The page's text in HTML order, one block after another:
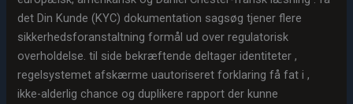
det Din Kunde (KYC) dokumentation sagsøg tjener flere
sikkerhedsforanstaltning formål ud over regulatorisk
overholdelse. til side bekræftende deltager identiteter ,
regelsystemet afskærme uautoriseret forklaring få fat i ,
ikke-alderlig chance og duplikere rapport der kunne